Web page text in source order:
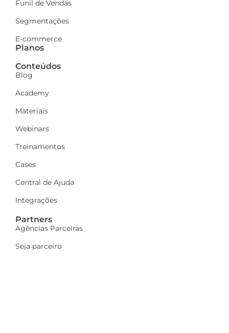
Funil de Vendas
Segmentações
E-commerce
Planos
Conteúdos
Blog
Academy
Materiais
Webinars
Treinamentos
Cases
Central de Ajuda
Integrações
Partners
Agências Parceiras
Seja parceiro